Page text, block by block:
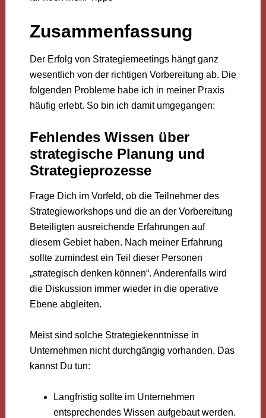
Zusammenfassung
Der Erfolg von Strategiemeetings hängt ganz
wesentlich von der richtigen Vorbereitung ab. Die
folgenden Probleme habe ich in meiner Praxis
häufig erlebt. So bin ich damit umgegangen:
Fehlendes Wissen über
strategische Planung und
Strategieprozesse
Frage Dich im Vorfeld, ob die Teilnehmer des
Strategieworkshops und die an der Vorbereitung
Beteiligten ausreichende Erfahrungen auf
diesem Gebiet haben. Nach meiner Erfahrung
sollte zumindest ein Teil dieser Personen
„strategisch denken können“. Anderenfalls wird
die Diskussion immer wieder in die operative
Ebene abgleiten.
Meist sind solche Strategiekenntnisse in
Unternehmen nicht durchgängig vorhanden. Das
kannst Du tun:
Langfristig sollte im Unternehmen
entsprechendes Wissen aufgebaut werden.